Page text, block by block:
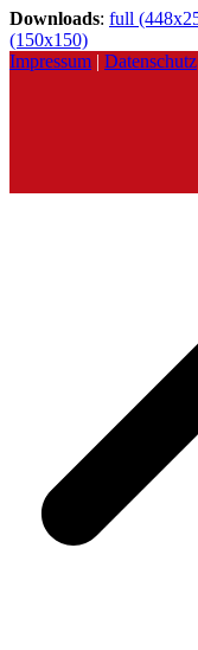
Downloads: full
(150x150)
Impressum | Datenschutz